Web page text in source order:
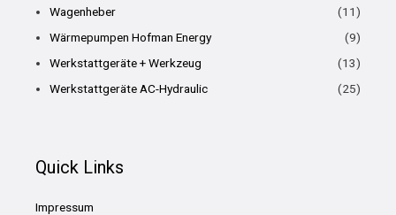
Wagenheber
(11)
Wärmepumpen Hofman Energy
(9)
Werkstattgeräte + Werkzeug
(13)
Werkstattgeräte AC-Hydraulic
(25)
Quick Links
Impressum